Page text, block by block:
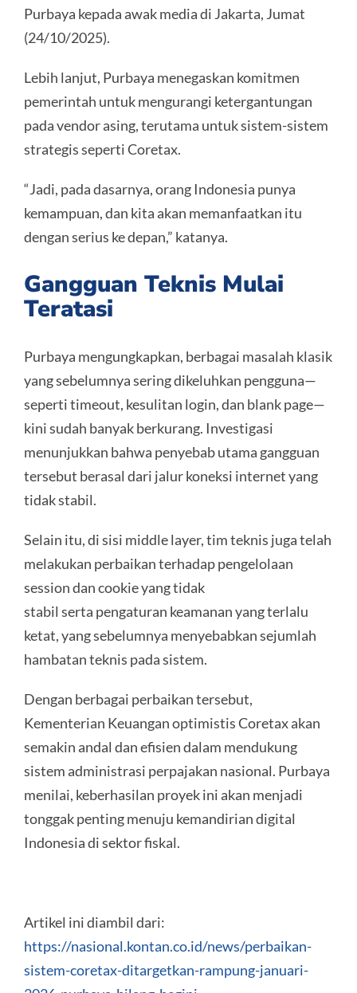
Purbaya kepada awak media di Jakarta, Jumat
(24/10/2025).
Lebih lanjut, Purbaya menegaskan komitmen
pemerintah untuk mengurangi ketergantungan
pada vendor asing, terutama untuk sistem-sistem
strategis seperti Coretax.
“Jadi, pada dasarnya, orang Indonesia punya
kemampuan, dan kita akan memanfaatkan itu
dengan serius ke depan,” katanya.
Gangguan Teknis Mulai
Teratasi
Purbaya mengungkapkan, berbagai masalah klasik
yang sebelumnya sering dikeluhkan pengguna—
seperti timeout, kesulitan login, dan blank page—
kini sudah banyak berkurang. Investigasi
menunjukkan bahwa penyebab utama gangguan
tersebut berasal dari jalur koneksi internet yang
tidak stabil.
Selain itu, di sisi middle layer, tim teknis juga telah
melakukan perbaikan terhadap pengelolaan
session dan cookie yang tidak
stabil serta pengaturan keamanan yang terlalu
ketat, yang sebelumnya menyebabkan sejumlah
hambatan teknis pada sistem.
Dengan berbagai perbaikan tersebut,
Kementerian Keuangan optimistis Coretax akan
semakin andal dan efisien dalam mendukung
sistem administrasi perpajakan nasional. Purbaya
menilai, keberhasilan proyek ini akan menjadi
tonggak penting menuju kemandirian digital
Indonesia di sektor fiskal.
Artikel ini diambil dari:
https://nasional.kontan.co.id/news/perbaikan-
sistem-coretax-ditargetkan-rampung-januari-